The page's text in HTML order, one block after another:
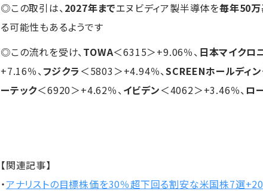
◎この取引は、2027年までエヌビディア製半導体を毎年50
る可能性もあるようです
◎この流れを受け、TOWA＜6315＞+9.06％、 日本マイクロ
+7.16％、フジクラ ＜5803＞+4.94％、SCREENホールディ
ーテック＜6920＞+4.62％、イビデン＜4062＞+3.46％、 ロ
【関連記事】
・アナリストの目標株価を30％超下回る割安な米国株7選